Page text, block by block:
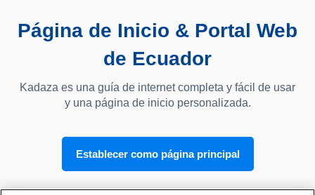
Página de Inicio & Portal Web
de Ecuador
Kadaza es una guía de internet completa y fácil de usar
y una página de inicio personalizada.
Establecer como página principal